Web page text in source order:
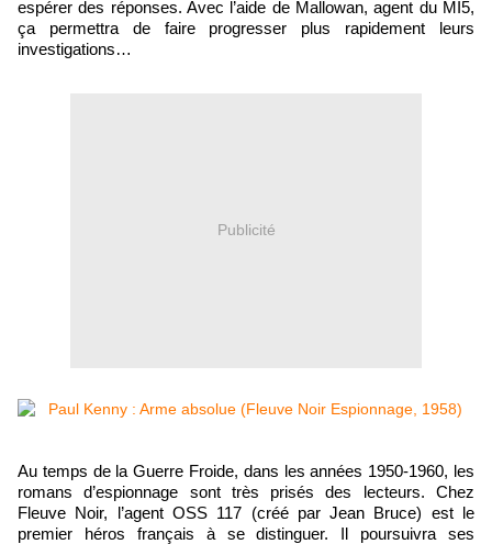
espérer des réponses. Avec l’aide de Mallowan, agent du MI5,
ça permettra de faire progresser plus rapidement leurs
investigations…
Publicité
Au temps de la Guerre Froide, dans les années 1950-1960, les
romans d’espionnage sont très prisés des lecteurs. Chez
Fleuve Noir, l’agent OSS 117 (créé par Jean Bruce) est le
premier héros français à se distinguer. Il poursuivra ses